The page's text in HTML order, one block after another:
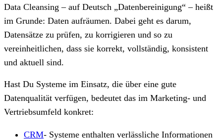
Data Cleansing – auf Deutsch „Datenbereinigung“ – heißt
im Grunde: Daten aufräumen. Dabei geht es darum,
Datensätze zu prüfen, zu korrigieren und so zu
vereinheitlichen, dass sie korrekt, vollständig, konsistent
und aktuell sind.
Hast Du Systeme im Einsatz, die über eine gute
Datenqualität verfügen, bedeutet das im Marketing- und
Vertriebsumfeld konkret:
CRM- Systeme enthalten verlässliche Informationen